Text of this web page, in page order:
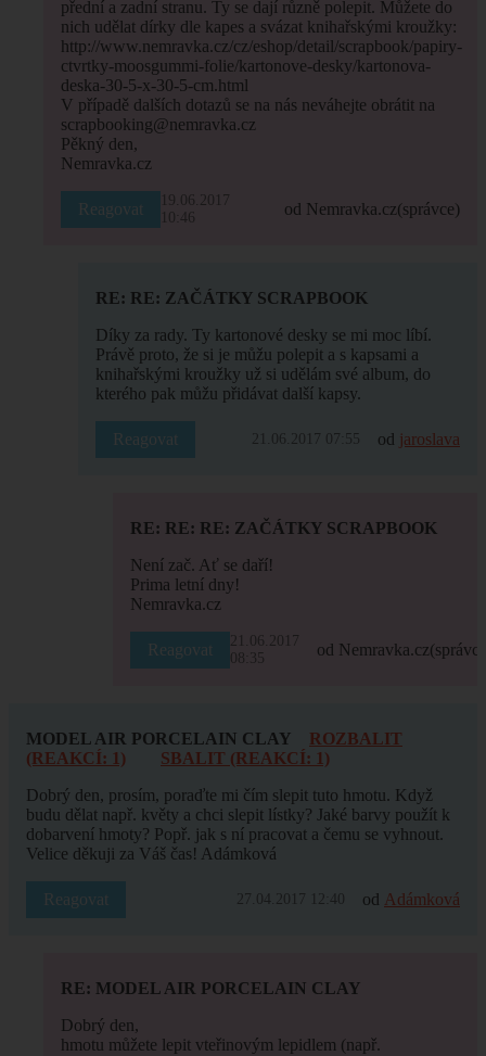
přední a zadní stranu. Ty se dají různě polepit. Můžete do
nich udělat dírky dle kapes a svázat knihařskými kroužky:
http://www.nemravka.cz/cz/eshop/detail/scrapbook/papiry-
ctvrtky-moosgummi-folie/kartonove-desky/kartonova-
deska-30-5-x-30-5-cm.html
V případě dalších dotazů se na nás neváhejte obrátit na
scrapbooking@nemravka.cz
Pěkný den,
Nemravka.cz
Reagovat
19.06.2017
10:46
od Nemravka.cz(správce)
RE: RE: ZAČÁTKY SCRAPBOOK
Díky za rady. Ty kartonové desky se mi moc líbí.
Právě proto, že si je můžu polepit a s kapsami a
knihařskými kroužky už si udělám své album, do
kterého pak můžu přidávat další kapsy.
Reagovat 21.06.2017 07:55 od jaroslava
RE: RE: RE: ZAČÁTKY SCRAPBOOK
Není zač. Ať se daří!
Prima letní dny!
Nemravka.cz
Reagovat
21.06.2017
08:35
od Nemravka.cz
MODEL AIR PORCELAIN CLAY
ROZBALIT
(REAKCÍ: 1)
SBALIT (REAKCÍ: 1)
Dobrý den, prosím, poraďte mi čím slepit tuto hmotu. Když
budu dělat např. květy a chci slepit lístky? Jaké barvy použít k
dobarvení hmoty? Popř. jak s ní pracovat a čemu se vyhnout.
Velice děkuji za Váš čas! Adámková
Reagovat 27.04.2017 12:40 od Adámková
RE: MODEL AIR PORCELAIN CLAY
Dobrý den,
hmotu můžete lepit vteřinovým lepidlem (např.